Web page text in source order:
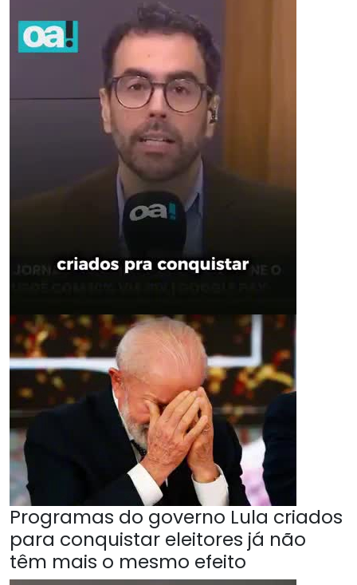
Programas do governo Lula criados
para conquistar eleitores já não
têm mais o mesmo efeito